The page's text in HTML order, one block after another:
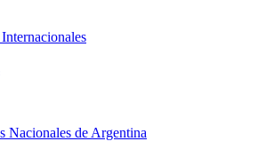
de Argentina